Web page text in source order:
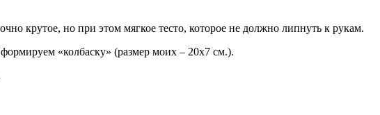
крутое, но при этом мягкое тесто, которое не должно липнуть к рукам.
«колбаску» (размер моих – 20х7 см.).